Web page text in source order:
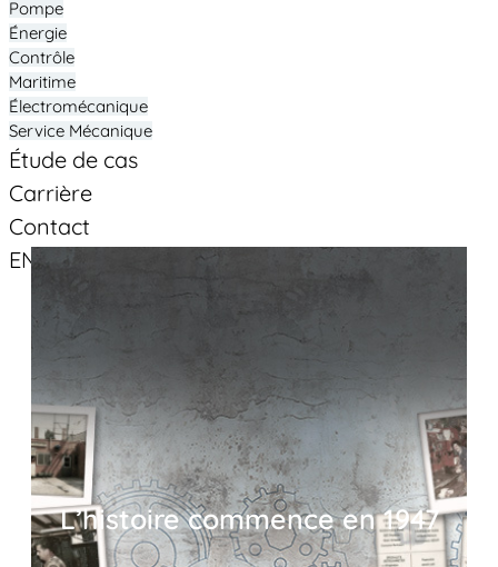
Pompe
Énergie
Contrôle
Maritime
Électromécanique
Service Mécanique
Étude de cas
Carrière
Contact
EN
YouTube
L’histoire commence en 1947